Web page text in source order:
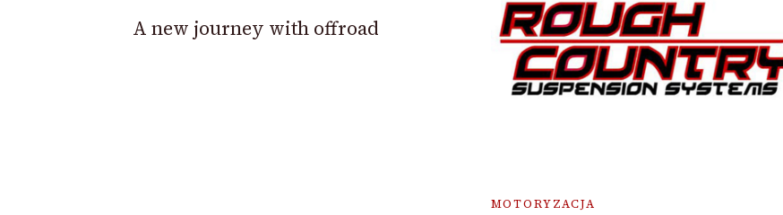
A new journey with offroad
MOTORYZACJA